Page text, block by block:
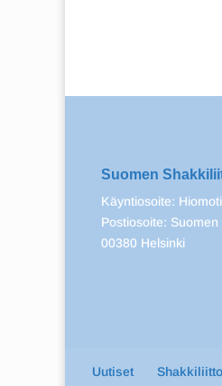
Suomen
Käyntiosoite:
Postiosoite:
00380 Helsinki
Uutiset Shakkiliitto